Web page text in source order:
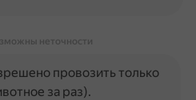
неточности
провозить только
за раз).